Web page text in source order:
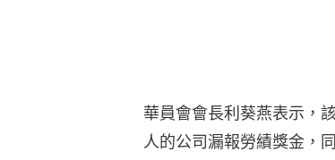
華員會會長利葵燕表示，
人的公司漏報勞績獎金，